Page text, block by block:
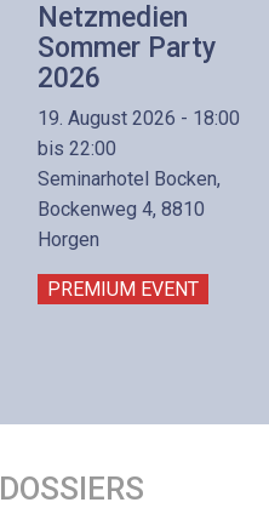
Netzmedien
Sommer Party
2026
19. August 2026 - 18:00
bis 22:00
Seminarhotel Bocken,
Bockenweg 4, 8810
Horgen
PREMIUM EVENT
DOSSIERS